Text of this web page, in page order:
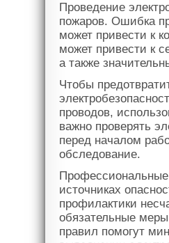
Проведение
пожаров. Ошибка
может привести к
может привести к
а также
Чтобы
проводов,
важно проверять
перед началом
обследование.
источниках
профилактики
обязательные
правил помогут